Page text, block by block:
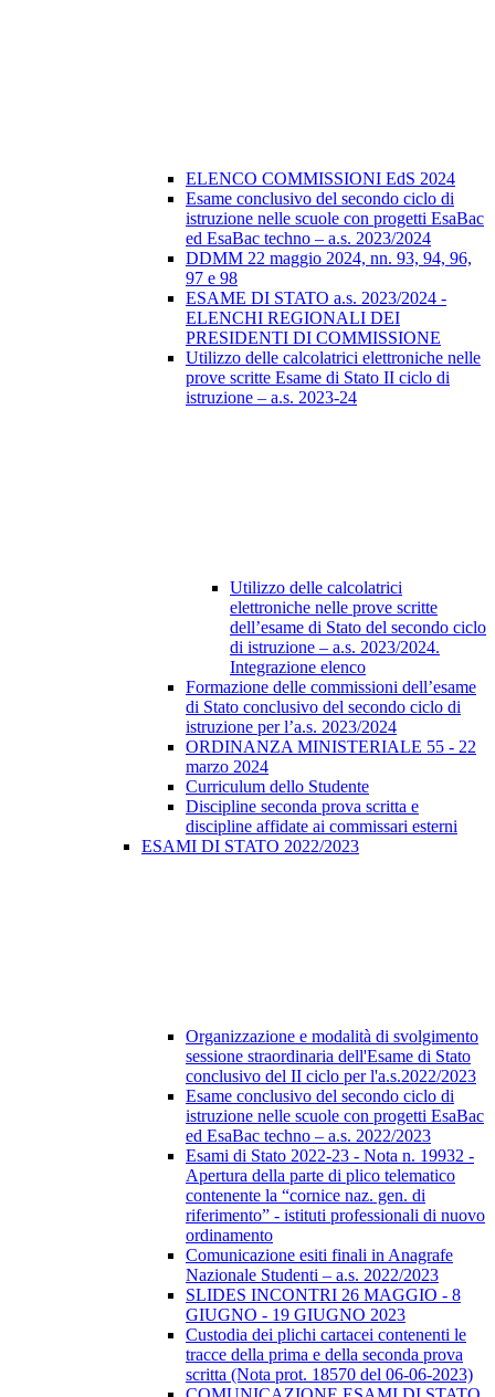
ELENCO COMMISSIONI EdS 2024
Esame conclusivo del secondo ciclo di
istruzione nelle scuole con progetti EsaBac
ed EsaBac techno – a.s. 2023/2024
DDMM 22 maggio 2024, nn. 93, 94, 96,
97 e 98
ESAME DI STATO a.s. 2023/2024 -
ELENCHI REGIONALI DEI
PRESIDENTI DI COMMISSIONE
Utilizzo delle calcolatrici elettroniche nelle
prove scritte Esame di Stato II ciclo di
istruzione – a.s. 2023-24
Utilizzo delle calcolatrici
elettroniche nelle prove scritte
dell’esame di Stato del secondo ciclo
di istruzione – a.s. 2023/2024.
Integrazione elenco
Formazione delle commissioni dell’esame
di Stato conclusivo del secondo ciclo di
istruzione per l’a.s. 2023/2024
ORDINANZA MINISTERIALE 55 - 22
marzo 2024
Curriculum dello Studente
Discipline seconda prova scritta e
discipline affidate ai commissari esterni
ESAMI DI STATO 2022/2023
Organizzazione e modalità di svolgimento
sessione straordinaria dell'Esame di Stato
conclusivo del II ciclo per l'a.s.2022/2023
Esame conclusivo del secondo ciclo di
istruzione nelle scuole con progetti EsaBac
ed EsaBac techno – a.s. 2022/2023
Esami di Stato 2022-23 - Nota n. 19932 -
Apertura della parte di plico telematico
contenente la “cornice naz. gen. di
riferimento” - istituti professionali di nuovo
ordinamento
Comunicazione esiti finali in Anagrafe
Nazionale Studenti – a.s. 2022/2023
SLIDES INCONTRI 26 MAGGIO - 8
GIUGNO - 19 GIUGNO 2023
Custodia dei plichi cartacei contenenti le
tracce della prima e della seconda prova
scritta (Nota prot. 18570 del 06-06-2023)